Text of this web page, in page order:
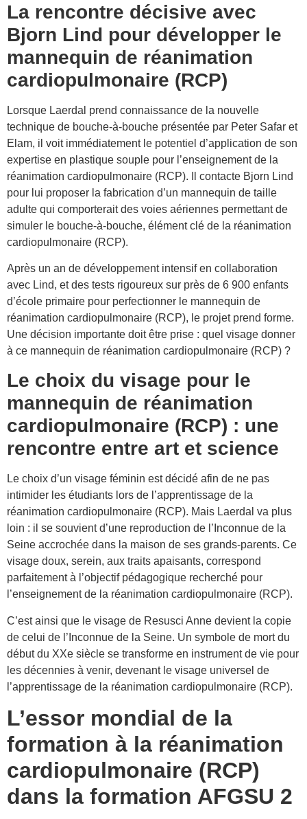
La rencontre décisive avec
Bjorn Lind pour développer le
mannequin de réanimation
cardiopulmonaire (RCP)
Lorsque Laerdal prend connaissance de la nouvelle
technique de bouche-à-bouche présentée par Peter Safar et
Elam, il voit immédiatement le potentiel d’application de son
expertise en plastique souple pour l’enseignement de la
réanimation cardiopulmonaire (RCP). Il contacte Bjorn Lind
pour lui proposer la fabrication d’un mannequin de taille
adulte qui comporterait des voies aériennes permettant de
simuler le bouche-à-bouche, élément clé de la réanimation
cardiopulmonaire (RCP).
Après un an de développement intensif en collaboration
avec Lind, et des tests rigoureux sur près de 6 900 enfants
d’école primaire pour perfectionner le mannequin de
réanimation cardiopulmonaire (RCP), le projet prend forme.
Une décision importante doit être prise : quel visage donner
à ce mannequin de réanimation cardiopulmonaire (RCP) ?
Le choix du visage pour le
mannequin de réanimation
cardiopulmonaire (RCP) : une
rencontre entre art et science
Le choix d’un visage féminin est décidé afin de ne pas
intimider les étudiants lors de l’apprentissage de la
réanimation cardiopulmonaire (RCP). Mais Laerdal va plus
loin : il se souvient d’une reproduction de l’Inconnue de la
Seine accrochée dans la maison de ses grands-parents. Ce
visage doux, serein, aux traits apaisants, correspond
parfaitement à l’objectif pédagogique recherché pour
l’enseignement de la réanimation cardiopulmonaire (RCP).
C’est ainsi que le visage de Resusci Anne devient la copie
de celui de l’Inconnue de la Seine. Un symbole de mort du
début du XXe siècle se transforme en instrument de vie pour
les décennies à venir, devenant le visage universel de
l’apprentissage de la réanimation cardiopulmonaire (RCP).
L’essor mondial de la
formation à la réanimation
cardiopulmonaire (RCP)
dans la formation AFGSU 2